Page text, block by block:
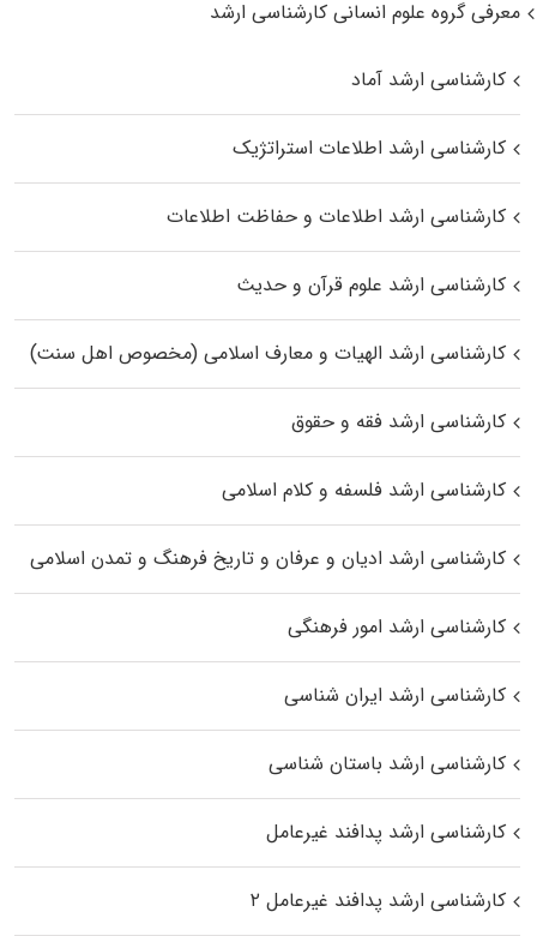
معرفی گروه علوم انسانی کارشناسی ارشد
کارشناسی ارشد آماد
کارشناسی ارشد اطلاعات استراتژیک
کارشناسی ارشد اطلاعات و حفاظت اطلاعات
کارشناسی ارشد علوم قرآن و حدیث
کارشناسی ارشد الهیات و معارف اسلامی (مخصوص اهل سنت)
کارشناسی ارشد فقه و حقوق
کارشناسی ارشد فلسفه و کلام اسلامی
کارشناسی ارشد ادیان و عرفان و تاریخ فرهنگ و تمدن اسلامی
کارشناسی ارشد امور فرهنگی
کارشناسی ارشد ایران شناسی
کارشناسی ارشد باستان شناسی
کارشناسی ارشد پدافند غیرعامل
کارشناسی ارشد پدافند غیرعامل ۲